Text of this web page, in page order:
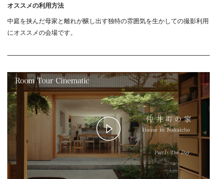
オススメの利用方法
中庭を挟んだ母家と離れが醸し出す独特の雰囲気を生かしての撮影利用
にオススメの会場です。
Play
Video